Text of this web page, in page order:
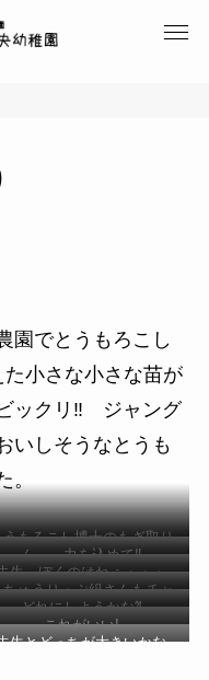
園でとうもろこし
小さな小さな苗が
ックリ‼ ジャング
いしそうなとうも
。
うもろこし博士のもぎ取り
講座
ん～ 力を込めて‼
生 ぼくのはねぇ・・・
ちゅうりっぷ組さんもチャ
レンジ
どれにしようかな⁈
これがいい!
生とどっちが大きいかな